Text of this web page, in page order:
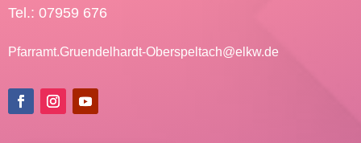
Tel.: 07959 676
Pfarramt.Gruendelhardt-Oberspeltach@elkw.de